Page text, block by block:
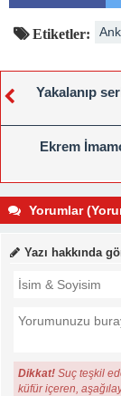
Etiketler:
Yakalanıp
Ekrem
Yorumlar
Yazı hakkında
Dikkat! Suç teşkil
küfür içeren,